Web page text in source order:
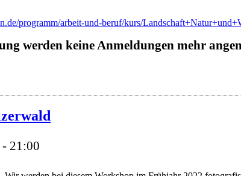
programm/arbeit-und-beruf/kurs/
werden keine Anmeldungen mehr
- 21:00